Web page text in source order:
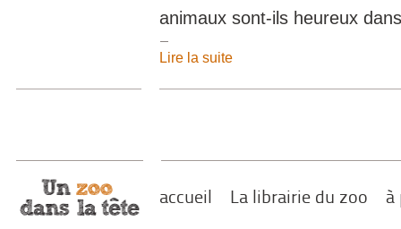
animaux sont-ils heureux
Lire la suite
accueil La librairie du zoo à